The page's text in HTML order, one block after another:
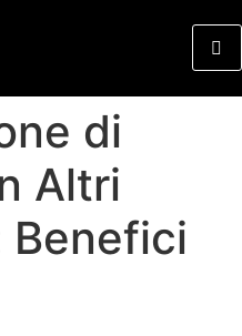
di
Altri